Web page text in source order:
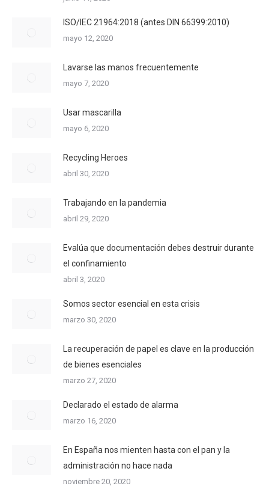
ISO/IEC 21964:2018 (antes DIN 66399:2010)
mayo 12, 2020
Lavarse las manos frecuentemente
mayo 7, 2020
Usar mascarilla
mayo 6, 2020
Recycling Heroes
abril 30, 2020
Trabajando en la pandemia
abril 29, 2020
Evalúa que documentación debes destruir durante
el confinamiento
abril 3, 2020
Somos sector esencial en esta crisis
marzo 30, 2020
La recuperación de papel es clave en la producción
de bienes esenciales
marzo 27, 2020
Declarado el estado de alarma
marzo 16, 2020
En España nos mienten hasta con el pan y la
administración no hace nada
noviembre 20, 2020